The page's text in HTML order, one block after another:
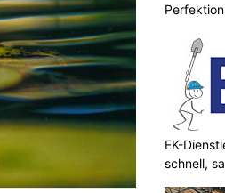
EK-
schnell,